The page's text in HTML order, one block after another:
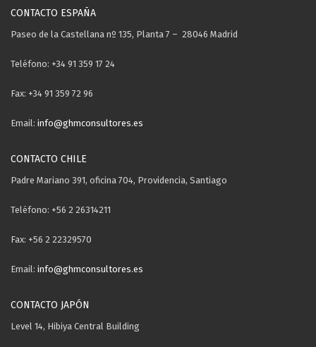
CONTACTO ESPAÑA
Paseo de la Castellana nº 135, Planta 7 – 28046 Madrid
Teléfono: +34 91 359 17 24
Fax: +34 91 359 72 96
Email: info@ghmconsultores.es
CONTACTO CHILE
Padre Mariano 391, oficina 704, Providencia, Santiago
Teléfono: +56 2 26314211
Fax: +56 2 22329570
Email: info@ghmconsultores.es
CONTACTO JAPÓN
Level 14, Hibiya Central Building